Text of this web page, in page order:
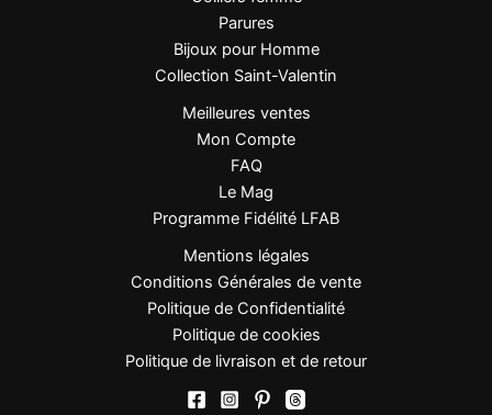
Parures
Bijoux pour Homme
Collection Saint-Valentin
Meilleures ventes
Mon Compte
FAQ
Le Mag
Programme Fidélité LFAB
Mentions légales
Conditions Générales de vente
Politique de Confidentialité
Politique de cookies
Politique de livraison et de retour